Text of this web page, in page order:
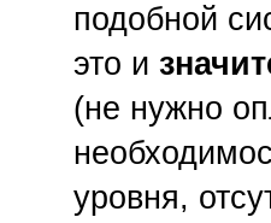
подобной
это и
(не нужно
уровня,